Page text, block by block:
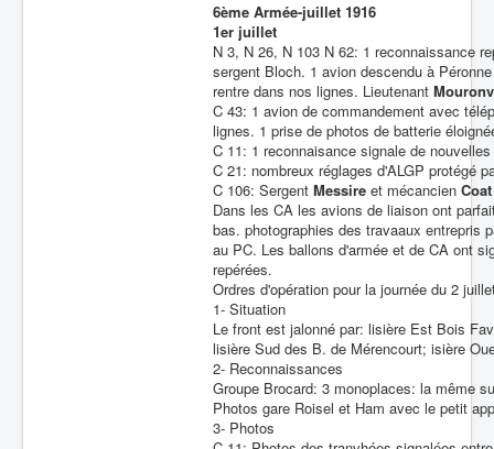
6ème Armée-juillet 1916
1er juillet
N 3, N 26, N 103 N 62: 1 reconnaissance
sergent Bloch. 1 avion descendu à
rentre dans nos lignes. Lieutenant
C 43: 1 avion de commandement avec
lignes. 1 prise de photos de batterie
C 11: 1 reconnaisance signale de
C 21: nombreux réglages d'ALGP protégé
C 106: Sergent Messire et mécancien Coat
Dans les CA les avions de liaison ont
bas. photographies des travaaux entrepris
au PC. Les ballons d'armée et de CA ont
repérées.
Ordres d'opération pour la journée du 2
1- Situation
Le front est jalonné par: lisière Est Bois
lisière Sud des B. de Mérencourt; isière
2- Reconnaissances
Groupe Brocard: 3 monoplaces: la même
Photos gare Roisel et Ham avec le petit
3- Photos